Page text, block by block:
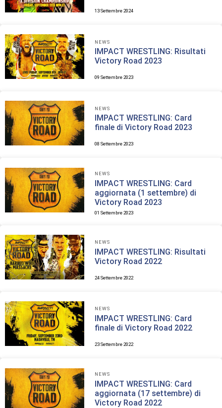
13 Settembre 2024
NEWS
IMPACT WRESTLING: Risultati
Victory Road 2023
09 Settembre 2023
NEWS
IMPACT WRESTLING: Card
finale di Victory Road 2023
08 Settembre 2023
NEWS
IMPACT WRESTLING: Card
aggiornata (1 settembre) di
Victory Road 2023
01 Settembre 2023
NEWS
IMPACT WRESTLING: Risultati
Victory Road 2022
24 Settembre 2022
NEWS
IMPACT WRESTLING: Card
finale di Victory Road 2022
23 Settembre 2022
NEWS
IMPACT WRESTLING: Card
aggiornata (17 settembre) di
Victory Road 2022